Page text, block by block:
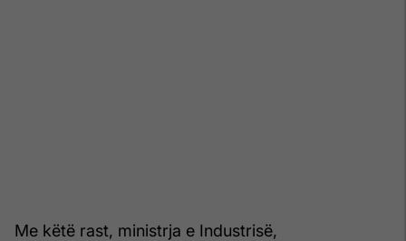
Me këtë rast, ministrja e Industrisë,